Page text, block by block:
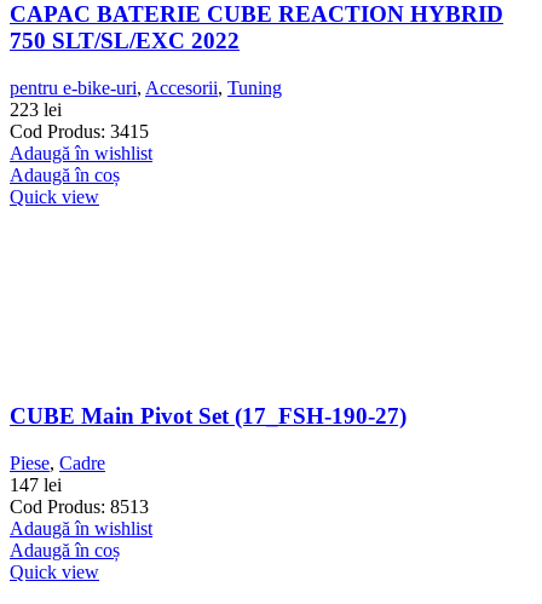
CAPAC BATERIE CUBE REACTION HYBRID
750 SLT/SL/EXC 2022
pentru e-bike-uri, Accesorii, Tuning
223 lei
Cod Produs: 3415
Adaugă în wishlist
Adaugă în coș
Quick view
CUBE Main Pivot Set (17_FSH-190-27)
Piese, Cadre
147 lei
Cod Produs: 8513
Adaugă în wishlist
Adaugă în coș
Quick view